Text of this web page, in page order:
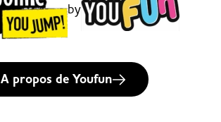
by
A propos de Youfun